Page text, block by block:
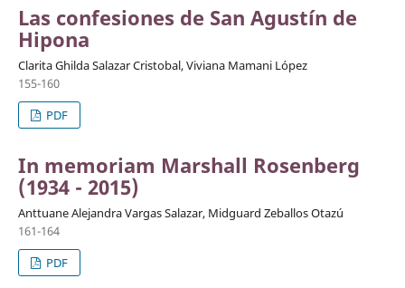
Las confesiones de San Agustín de
Hipona
Clarita Ghilda Salazar Cristobal, Viviana Mamani López
155-160
PDF
In memoriam Marshall Rosenberg
(1934 - 2015)
Anttuane Alejandra Vargas Salazar, Midguard Zeballos Otazú
161-164
PDF